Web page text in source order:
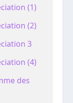
(1)
(2)
3
(4)
des